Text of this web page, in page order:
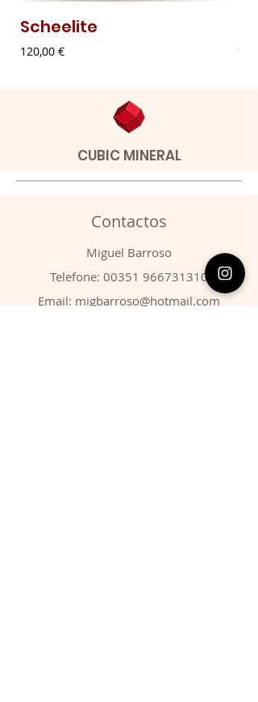
Scheelite
Preço
120,00 € 9,00
CUBIC MINERAL
Contactos
​Miguel Barroso
Telefone: 00351 966731310
Email: migbarroso@hotmail.com